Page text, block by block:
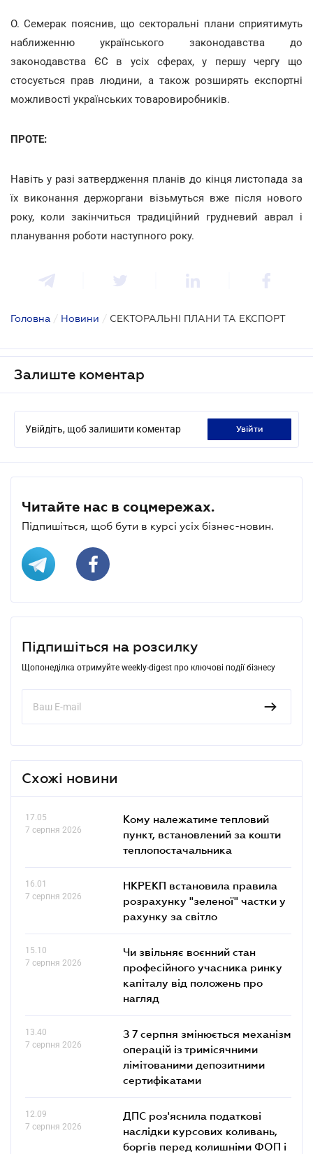
О. Семерак пояснив, що секторальні плани сприятимуть
наближенню українського законодавства до
законодавства ЄС в усіх сферах, у першу чергу що
стосується прав людини, а також розширять експортні
можливості українських товаровиробників.
ПРОТЕ:
Навіть у разі затвердження планів до кінця листопада за
їх виконання держоргани візьмуться вже після нового
року, коли закінчиться традиційний грудневий аврал і
планування роботи наступного року.
Головна / Новини / СЕКТОРАЛЬНІ ПЛАНИ ТА ЕКСПОРТ
Залиште коментар
Увійдіть, щоб залишити коментар увійти
Читайте нас в соцмережах.
Підпишіться, щоб бути в курсі усіх бізнес-новин.
Підпишіться на розсилку
Щопонеділка отримуйте weekly-digest про ключові події бізнесу
Схожі новини
17.05
7 серпня 2026
Кому належатиме тепловий
пункт, встановлений за кошти
теплопостачальника
16.01
7 серпня 2026
НКРЕКП встановила правила
розрахунку "зеленої" частки у
рахунку за світло
15.10
7 серпня 2026
Чи звільняє воєнний стан
професійного учасника ринку
капіталу від положень про
нагляд
13.40
7 серпня 2026
З 7 серпня змінюється механізм
операцій із тримісячними
лімітованими депозитними
сертифікатами
12.09
7 серпня 2026
ДПС роз'яснила податкові
наслідки курсових коливань,
боргів перед колишніми ФОП і